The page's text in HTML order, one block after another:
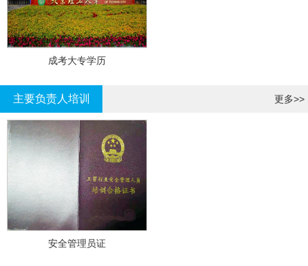
成考大专学历
主要负责人培训 更多>>
安全管理员证